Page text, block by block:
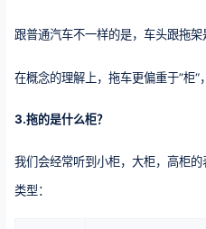
跟普通汽车不一样的是，车头跟拖架
在概念的理解上，拖车更偏重于”柜“
3.拖的是什么柜？
我们会经常听到小柜，大柜，高柜
类型：